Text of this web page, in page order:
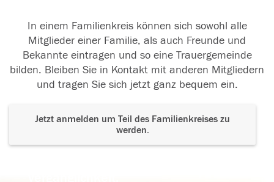
In einem Familienkreis können sich sowohl alle
Mitglieder einer Familie, als auch Freunde und
Bekannte eintragen und so eine Trauergemeinde
bilden. Bleiben Sie in Kontakt mit anderen Mitgliedern
und tragen Sie sich jetzt ganz bequem ein.
Jetzt anmelden um Teil des Familienkreises zu
werden.